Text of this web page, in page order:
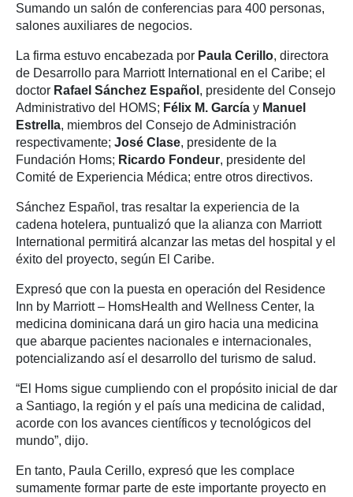
Sumando un salón de conferencias para 400 personas,
salones auxiliares de negocios.
La firma estuvo encabezada por Paula Cerillo, directora
de Desarrollo para Marriott International en el Caribe; el
doctor Rafael Sánchez Español , presidente del Consejo
Administrativo del HOMS; Félix M. García y Manuel
Estrella, miembros del Consejo de Administración
respectivamente; José Clase, presidente de la
Fundación Homs; Ricardo Fondeur, presidente del
Comité de Experiencia Médica; entre otros directivos.
Sánchez Español, tras resaltar la experiencia de la
cadena hotelera, puntualizó que la alianza con Marriott
International permitirá alcanzar las metas del hospital y el
éxito del proyecto, según El Caribe.
Expresó que con la puesta en operación del Residence
Inn by Marriott – HomsHealth and Wellness Center, la
medicina dominicana dará un giro hacia una medicina
que abarque pacientes nacionales e internacionales,
potencializando así el desarrollo del turismo de salud.
“El Homs sigue cumpliendo con el propósito inicial de dar
a Santiago, la región y el país una medicina de calidad,
acorde con los avances científicos y tecnológicos del
mundo”, dijo.
En tanto, Paula Cerillo, expresó que les complace
sumamente formar parte de este importante proyecto en